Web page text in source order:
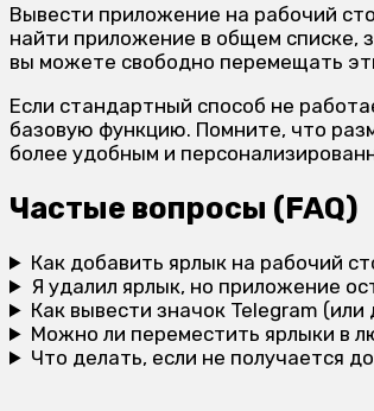
Вывести приложение на рабочий
найти приложение в общем списке,
вы можете свободно перемещать
Если стандартный способ не
базовую функцию. Помните, что
более удобным и
Частые вопросы (FAQ)
Как добавить ярлык на рабочий
Я удалил ярлык, но приложение
Как вывести значок Telegram
Можно ли переместить ярлыки в
Что делать, если не получается